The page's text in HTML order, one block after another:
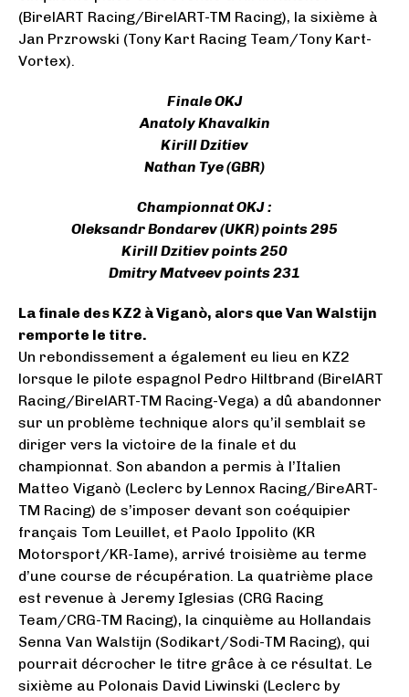
(BirelART Racing/BirelART-TM Racing), la sixième à
Jan Przrowski (Tony Kart Racing Team/Tony Kart-
Vortex).
Finale OKJ
Anatoly Khavalkin
Kirill Dzitiev
Nathan Tye (GBR)
Championnat OKJ :
Oleksandr Bondarev (UKR) points 295
Kirill Dzitiev points 250
Dmitry Matveev points 231
La finale des KZ2 à Viganò, alors que Van Walstijn
remporte le titre.
Un rebondissement a également eu lieu en KZ2
lorsque le pilote espagnol Pedro Hiltbrand (BirelART
Racing/BirelART-TM Racing-Vega) a dû abandonner
sur un problème technique alors qu’il semblait se
diriger vers la victoire de la finale et du
championnat. Son abandon a permis à l’Italien
Matteo Viganò (Leclerc by Lennox Racing/BireART-
TM Racing) de s’imposer devant son coéquipier
français Tom Leuillet, et Paolo Ippolito (KR
Motorsport/KR-Iame), arrivé troisième au terme
d’une course de récupération. La quatrième place
est revenue à Jeremy Iglesias (CRG Racing
Team/CRG-TM Racing), la cinquième au Hollandais
Senna Van Walstijn (Sodikart/Sodi-TM Racing), qui
pourrait décrocher le titre grâce à ce résultat. Le
sixième au Polonais David Liwinski (Leclerc by